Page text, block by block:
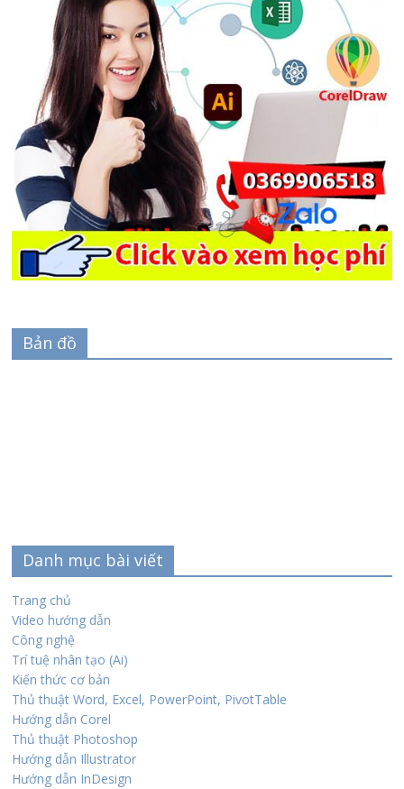
Bản đồ
Danh mục bài viết
Trang chủ
Video hướng dẫn
Công nghệ
Trí tuệ nhân tạo (Ai)
Kiến thức cơ bản
Thủ thuật Word, Excel, PowerPoint, PivotTable
Hướng dẫn Corel
Thủ thuật Photoshop
Hướng dẫn Illustrator
Hướng dẫn InDesign